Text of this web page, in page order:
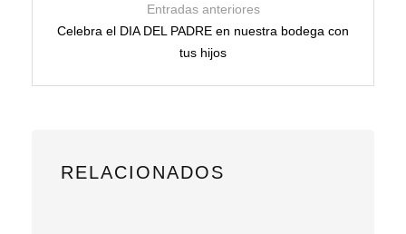
Entradas anteriores
Celebra el DIA DEL PADRE en nuestra bodega con
tus hijos
RELACIONADOS